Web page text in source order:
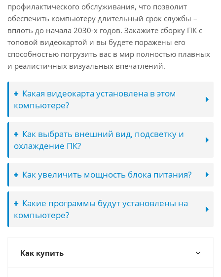
профилактического обслуживания, что позволит
обеспечить компьютеру длительный срок службы –
вплоть до начала 2030-х годов. Закажите сборку ПК с
топовой видеокартой и вы будете поражены его
способностью погрузить вас в мир полностью плавных
и реалистичных визуальных впечатлений.
Какая видеокарта установлена в этом
компьютере?
Как выбрать внешний вид, подсветку и
охлаждение ПК?
Как увеличить мощность блока питания?
Какие программы будут установлены на
компьютере?
Как купить